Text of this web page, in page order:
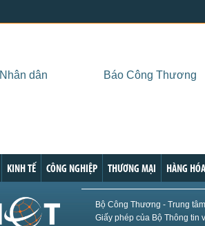
Nhân dân Báo Công Thương
KINH TẾ CÔNG NGHIỆP THƯƠNG MẠI HÀNG HÓA
Bộ Công Thương - Trung
Giấy phép của Bộ Thông tin